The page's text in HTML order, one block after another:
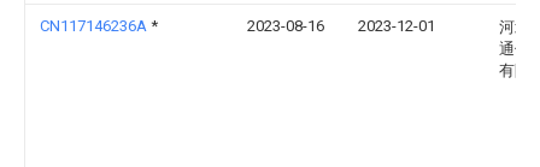
CN117146236A * 2023-08-16 2023-12-01
河北
通信
有限